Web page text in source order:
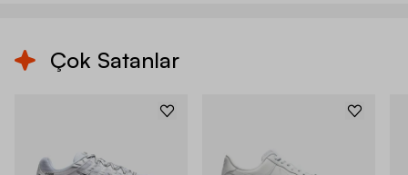
Çok Satanlar